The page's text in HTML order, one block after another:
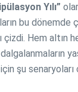
Yılı”
bu dönemde
çizdi. Hem altın
şu senaryoları